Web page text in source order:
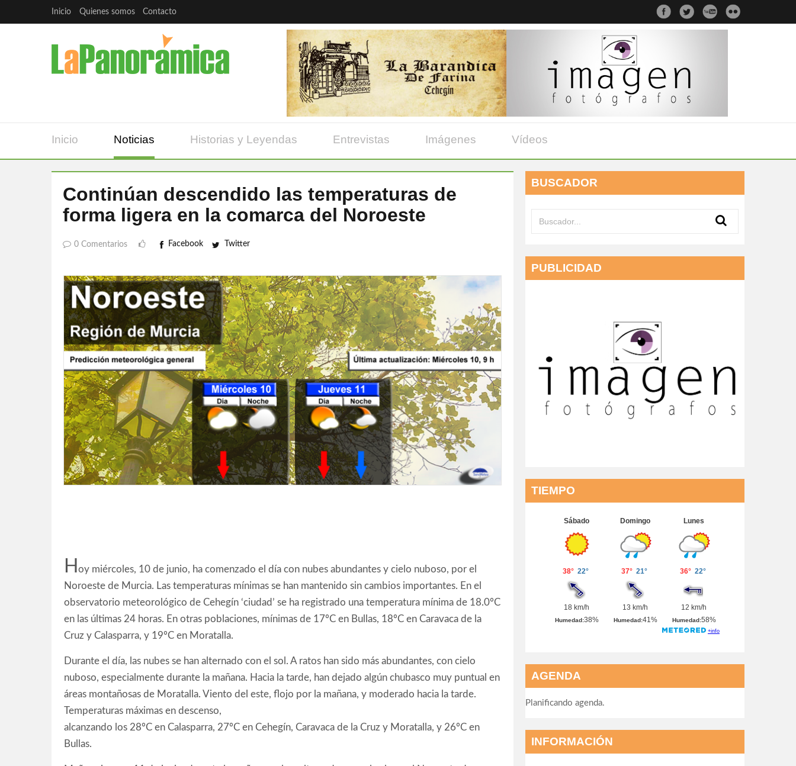
Inicio Quienes somos Contacto
Inicio Noticias Historias y Leyendas Entrevistas Imágenes Vídeos
Continúan descendido las temperaturas de
forma ligera en la comarca del Noroeste
0 Comentarios Facebook Twitter
H oy miércoles, 10 de junio, ha comenzado el día con nubes abundantes y cielo nuboso, por el
Noroeste de Murcia. Las temperaturas mínimas se han mantenido sin cambios importantes. En el
observatorio meteorológico de Cehegín ‘ciudad’ se ha registrado una temperatura mínima de 18.0ºC
en las últimas 24 horas. En otras poblaciones, mínimas de 17ºC en Bullas, 18ºC en Caravaca de la
Cruz y Calasparra, y 19ºC en Moratalla.
Durante el día, las nubes se han alternado con el sol. A ratos han sido más abundantes, con cielo
nuboso, especialmente durante la mañana. Hacia la tarde, han dejado algún chubasco muy puntual en
áreas montañosas de Moratalla. Viento del este, flojo por la mañana, y moderado hacia la tarde.
Temperaturas máximas en descenso,
alcanzando los 28ºC en Calasparra, 27ºC en Cehegín, Caravaca de la Cruz y Moratalla, y 26ºC en
Bullas.
BUSCADOR
PUBLICIDAD
TIEMPO
AGENDA
Planificando agenda.
INFORMACIÓN